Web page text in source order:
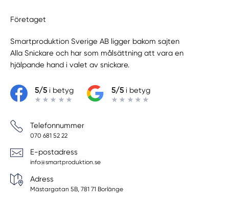
Företaget
Smartproduktion Sverige AB ligger bakom sajten
Alla Snickare och har som målsättning att vara en
hjälpande hand i valet av snickare.
5/5i betyg 5/5i betyg
Telefonnummer
070 681 52 22
E-postadress
info@smartproduktion.se
Adress
Mästargatan 5B, 781 71 Borlänge